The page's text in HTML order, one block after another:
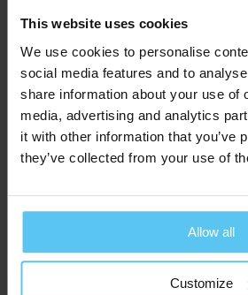
This website uses cookies
We use cookies to personalise
social media features and to
share information about your use of
media, advertising and analytics
it with other information that you’ve
they’ve collected from your use of
Allow all
Customize
Verfblikje 99 x 119 mm
mm